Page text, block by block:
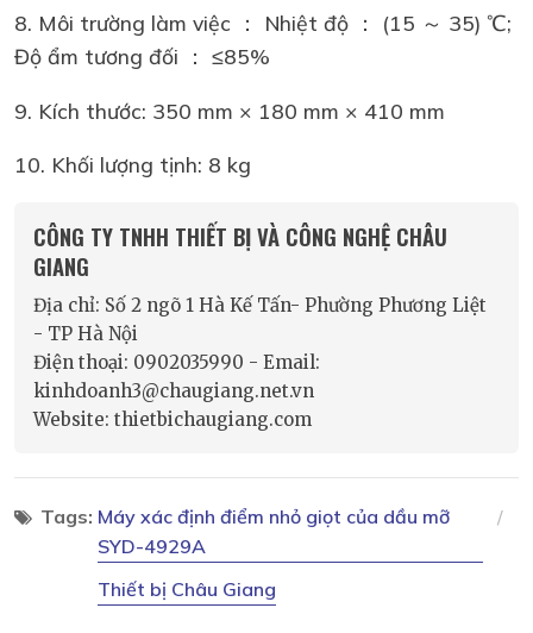
8. Môi trường làm việc ： Nhiệt độ ： (15 ～ 35) ℃;
Độ ẩm tương đối ： ≤85%
9. Kích thước: 350 mm × 180 mm × 410 mm
10. Khối lượng tịnh: 8 kg
CÔNG TY TNHH THIẾT BỊ VÀ CÔNG NGHỆ CHÂU
GIANG
Địa chỉ: Số 2 ngõ 1 Hà Kế Tấn- Phường Phương Liệt
- TP Hà Nội
Điện thoại: 0902035990 - Email:
kinhdoanh3@chaugiang.net.vn
Website: thietbichaugiang.com
Tags: Máy xác định điểm nhỏ giọt của dầu mỡ
SYD-4929A
Thiết bị Châu Giang